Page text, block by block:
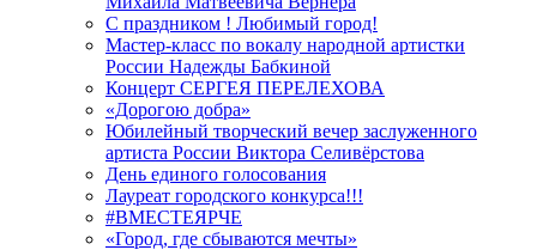
С праздником ! Любимый город!
Мастер-класс по вокалу народной артистки
России Надежды Бабкиной
Концерт СЕРГЕЯ ПЕРЕЛЕХОВА
«Дорогою добра»
Юбилейный творческий вечер заслуженного
артиста России Виктора Селивёрстова
День единого голосования
Лауреат городского конкурса!!!
#ВМЕСТЕЯРЧЕ
«Город, где сбываются мечты»